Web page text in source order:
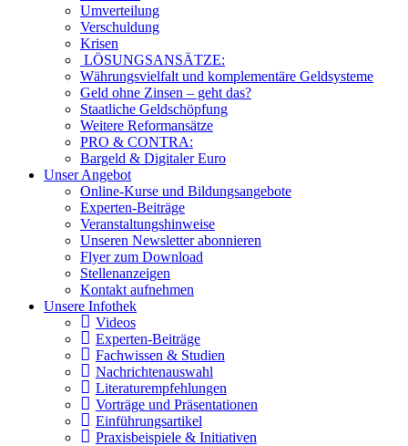
Umverteilung
Verschuldung
Krisen
LÖSUNGSANSÄTZE:
Währungsvielfalt und komplementäre Geldsysteme
Geld ohne Zinsen – geht das?
Staatliche Geldschöpfung
Weitere Reformansätze
PRO & CONTRA:
Bargeld & Digitaler Euro
Unser Angebot
Online-Kurse und Bildungsangebote
Experten-Beiträge
Veranstaltungshinweise
Unseren Newsletter abonnieren
Flyer zum Download
Stellenanzeigen
Kontakt aufnehmen
Unsere Infothek
Videos
Experten-Beiträge
Fachwissen & Studien
Nachrichtenauswahl
Literaturempfehlungen
Vorträge und Präsentationen
Einführungsartikel
Praxisbeispiele & Initiativen